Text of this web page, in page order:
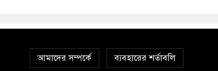
আমাদের সম্পর্কে ব্যবহারের শর্তাবলি